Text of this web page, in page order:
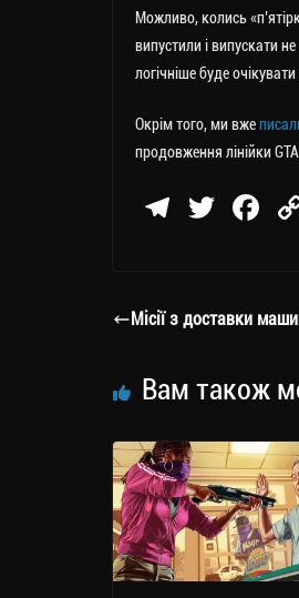
Можливо, колись
випустили і випускати
логічніше буде
Окрім того, ми вже
продовження лінійки GTA
Te
a
T
er
Fa
ok
Місії з доставки
Вам також